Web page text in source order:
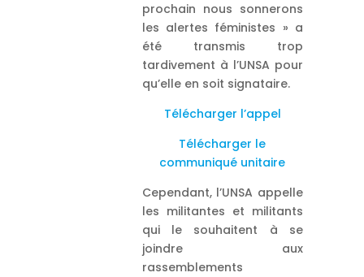
prochain nous sonnerons
les alertes féministes » a
été transmis trop
tardivement à l’UNSA pour
qu’elle en soit signataire.
Télécharger l’appel
Télécharger le
communiqué unitaire
Cependant, l’UNSA appelle
les militantes et militants
qui le souhaitent à se
joindre aux
rassemblements